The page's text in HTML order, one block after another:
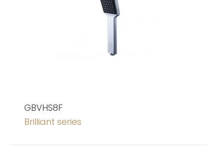
GBVHS8F
Brilliant series